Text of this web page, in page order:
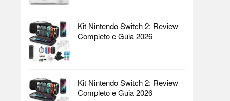
Kit Nintendo Switch 2: Review
Completo e Guia 2026
Kit Nintendo Switch 2: Review
Completo e Guia 2026